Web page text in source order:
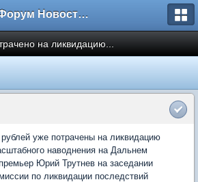
Форум Новостройки
на ликвидацию...
уже потрачены на ликвидацию
наводнения на Дальнем
Юрий Трутнев на заседании
по ликвидации последствий